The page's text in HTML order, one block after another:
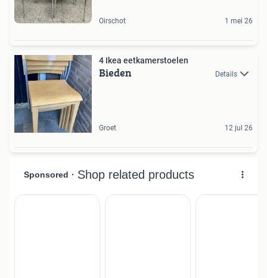
Oirschot 1 mei 26
4 Ikea eetkamerstoelen
Bieden Details
Groet 12 jul 26